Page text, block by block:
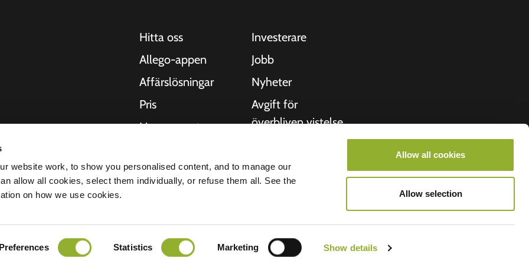
website work, to show you personalised content, and to manage our
allow all cookies, select them individually, or refuse them all. See the
on how we use cookies.
Preferences Statistics Marketing Show details
Allow all cookies
Allow selection
bussar
heltäckande
städer att leverera
som våra
Hitta oss
Allego-appen
Affärslösningar
Pris
Live support
Leverantörer
Investerare
Jobb
Nyheter
Avgift för
överbliven vistelse
Om oss
Alla rättigheter förbehållna © 2026 - Allego B.V.
Ansvarsfriskrivning Cookies